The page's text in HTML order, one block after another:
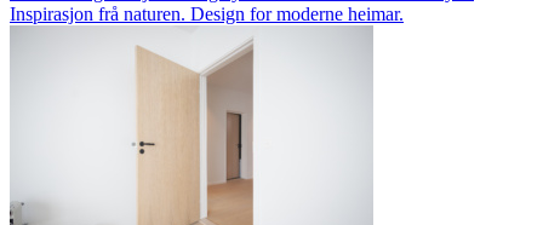
Inspirasjon frå naturen. Design for moderne heimar.